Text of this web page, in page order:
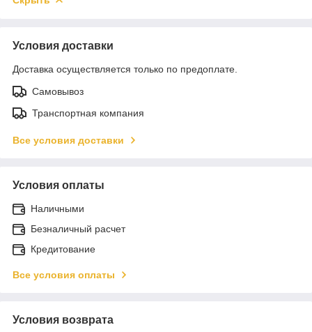
Условия доставки
Доставка осуществляется только по предоплате.
Самовывоз
Транспортная компания
Все условия доставки
Условия оплаты
Наличными
Безналичный расчет
Кредитование
Все условия оплаты
Условия возврата